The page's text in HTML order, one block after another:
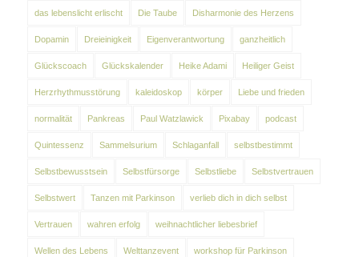
das lebenslicht erlischt Die Taube Disharmonie des Herzens
Dopamin Dreieinigkeit Eigenverantwortung ganzheitlich
Glückscoach Glückskalender Heike Adami Heiliger Geist
Herzrhythmusstörung kaleidoskop körper Liebe und frieden
normalität Pankreas Paul Watzlawick Pixabay podcast
Quintessenz Sammelsurium Schlaganfall selbstbestimmt
Selbstbewusstsein Selbstfürsorge Selbstliebe Selbstvertrauen
Selbstwert Tanzen mit Parkinson verlieb dich in dich selbst
Vertrauen wahren erfolg weihnachtlicher liebesbrief
Wellen des Lebens Welttanzevent workshop für Parkinson